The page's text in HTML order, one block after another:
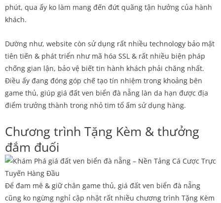
phút, qua ấy ko làm mang đến đứt quãng tận hưởng của hành
khách.
Dường như, website còn sử dụng rất nhiều technology bảo mật
tiên tiến & phát triển như mã hóa SSL & rất nhiều biện pháp
chống gian lận, bảo vệ biết tin hành khách phải chăng nhất.
Điều ấy đang đóng góp chế tạo tín nhiệm trong khoảng bên
game thủ, giúp giá đất ven biển đà nẵng làn da hạn được địa
điểm trưởng thành trong nhỏ tim tổ ấm sử dụng hàng.
Chương trình Tặng Kèm & thưởng
đắm đuối
Để đam mê & giữ chân game thủ, giá đất ven biển đà nẵng
cũng ko ngừng nghỉ cập nhật rất nhiều chương trình Tặng Kèm